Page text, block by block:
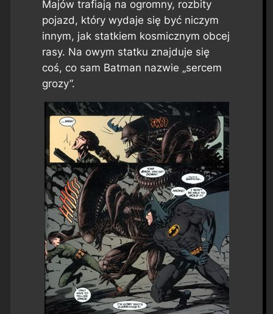
Majów trafiają na ogromny, rozbity
pojazd, który wydaje się być niczym
innym, jak statkiem kosmicznym obcej
rasy. Na owym statku znajduje się
coś, co sam Batman nazwie „sercem
grozy”.